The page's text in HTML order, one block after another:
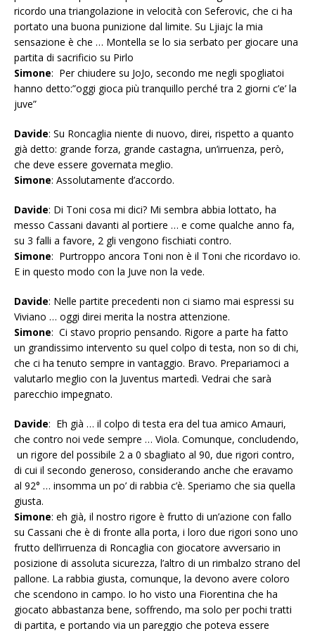
ricordo una triangolazione in velocità con Seferovic, che ci ha
portato una buona punizione dal limite. Su Ljiajc la mia
sensazione è che … Montella se lo sia serbato per giocare una
partita di sacrificio su Pirlo
Simone: Per chiudere su JoJo, secondo me negli spogliatoi
hanno detto:”oggi gioca più tranquillo perché tra 2 giorni c’e’ la
juve”
Davide: Su Roncaglia niente di nuovo, direi, rispetto a quanto
già detto: grande forza, grande castagna, un’irruenza, però,
che deve essere governata meglio.
Simone: Assolutamente d’accordo.
Davide: Di Toni cosa mi dici? Mi sembra abbia lottato, ha
messo Cassani davanti al portiere … e come qualche anno fa,
su 3 falli a favore, 2 gli vengono fischiati contro.
Simone: Purtroppo ancora Toni non è il Toni che ricordavo io.
E in questo modo con la Juve non la vede.
Davide: Nelle partite precedenti non ci siamo mai espressi su
Viviano … oggi direi merita la nostra attenzione.
Simone: Ci stavo proprio pensando. Rigore a parte ha fatto
un grandissimo intervento su quel colpo di testa, non so di chi,
che ci ha tenuto sempre in vantaggio. Bravo. Prepariamoci a
valutarlo meglio con la Juventus martedì. Vedrai che sarà
parecchio impegnato.
Davide: Eh già … il colpo di testa era del tua amico Amauri,
che contro noi vede sempre … Viola. Comunque, concludendo,
un rigore del possibile 2 a 0 sbagliato al 90, due rigori contro,
di cui il secondo generoso, considerando anche che eravamo
al 92° … insomma un po’ di rabbia c’è. Speriamo che sia quella
giusta.
Simone: eh già, il nostro rigore è frutto di un’azione con fallo
su Cassani che è di fronte alla porta, i loro due rigori sono uno
frutto dell’irruenza di Roncaglia con giocatore avversario in
posizione di assoluta sicurezza, l’altro di un rimbalzo strano del
pallone. La rabbia giusta, comunque, la devono avere coloro
che scendono in campo. Io ho visto una Fiorentina che ha
giocato abbastanza bene, soffrendo, ma solo per pochi tratti
di partita, e portando via un pareggio che poteva essere